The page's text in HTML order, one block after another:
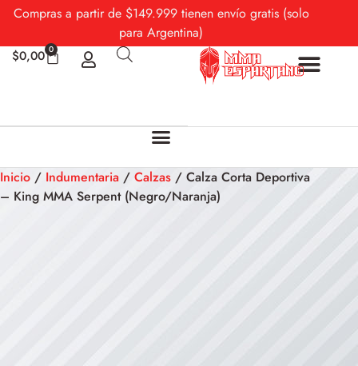
Compras a partir de $149.999 tienen envío gratis (solo
para Argentina)
$0,00 0
Inicio / Indumentaria / Calzas / Calza Corta Deportiva
– King MMA Serpent (Negro/Naranja)